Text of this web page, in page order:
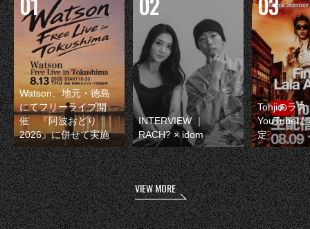
Watson、地元・徳島
にてフリーライブ開
催 『阿波おどり
2026』に併せて実施
INTERVIEW ｜
RACH? × idom
Tohjiのラス
YouTubeに
定
VIEW MORE